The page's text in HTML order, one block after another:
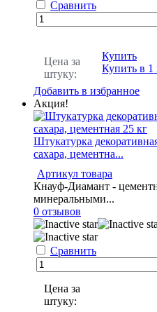
Сравнить
Цена за
штуку:
Купить
Купить в 1
Добавить в избранное
Акция!
Штукатурка
сахара, цементна...
Артикул товара
Кнауф-Диамант -
минеральными...
0 отзывов
Сравнить
Цена за
штуку: